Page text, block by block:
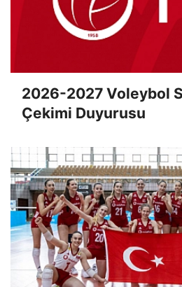
2026-2027 Voleybol
Çekimi Duyurusu